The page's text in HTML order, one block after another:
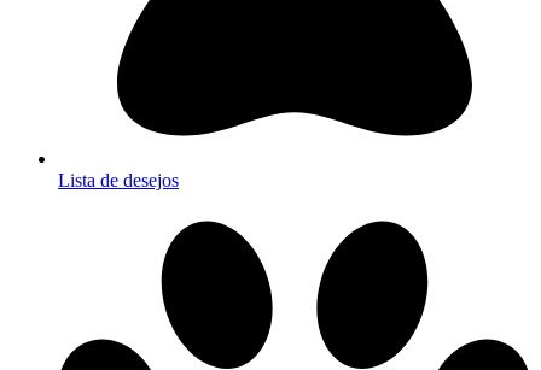
Lista de desejos